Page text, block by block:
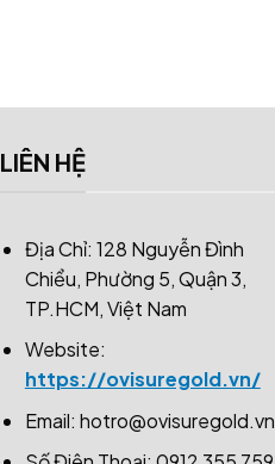
LIÊN HỆ
Địa Chỉ: 128 Nguyễn Đình
Chiểu, Phường 5, Quận 3,
TP.HCM, Việt Nam
Website:
https://ovisuregold.vn/
Email: hotro@ovisuregold.vn